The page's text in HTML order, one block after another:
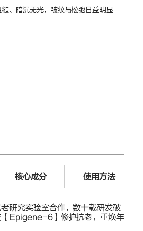
、暗沉无光，皱纹与松弛日益明显
核心成分 使用方法
研究实验室合作，数十载研发破
【Epigene-6】修护抗老，重焕年